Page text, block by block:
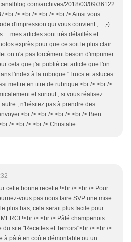
archives/2018/03/09/36122
/> <br /> <br /> <br /> Ainsi vous
d'impression qui vous convient ,... ;-)
....mes articles sont très détaillés et
exprès pour que ce soit le plus clair
on n'a pas forcément besoin d'imprimer
cela que j'ai publié cet article que l'on
l'index à la rubrique "Trucs et astuces
mettre en titre de rubrique.<br /> <br />
et surtout , si vous réalisez
autre , n'hésitez pas à prendre des
/> <br /> <br /> <br /> Bien
/> <br /> <br /> Christalie
cette bonne recette !<br /> <br /> Pour
vous pas nous faire SVP une mise
plus bas, cela serait plus facile pour
!<br /> <br /> Pâté champenois
du site "Recettes et Terroirs"<br /> <br />
à pâté en coûte démontable ou un